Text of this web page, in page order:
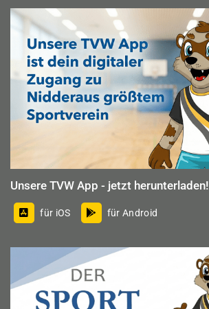
Unsere TVW App - jetzt herunterladen!
für iOS für Android